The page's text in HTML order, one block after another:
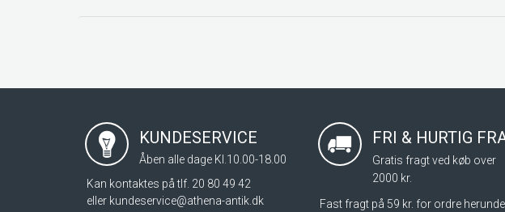
KUNDESERVICE
Åben alle dage Kl.10.00-18.00
Kan kontaktes på tlf. 20 80 49 42
eller kundeservice@athena-antik.dk
FRI & HURTIG
Gratis fragt ved køb over
2000 kr.
Fast fragt på 59 kr. for ordre